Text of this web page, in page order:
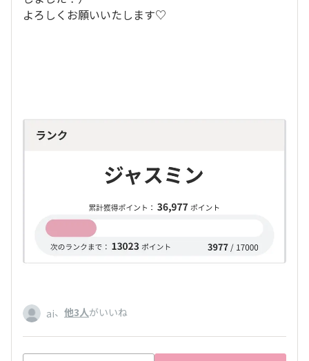
よろしくお願いいたします♡
ai、 他3人がいいね